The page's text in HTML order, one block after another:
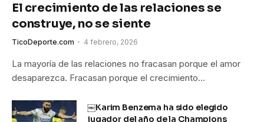
El crecimiento de las relaciones se
construye, no se siente
TicoDeporte.com 4 febrero, 2026
La mayoría de las relaciones no fracasan porque el amor
desaparezca. Fracasan porque el crecimiento…
￼Karim Benzema ha sido elegido
jugador del año de la Champions